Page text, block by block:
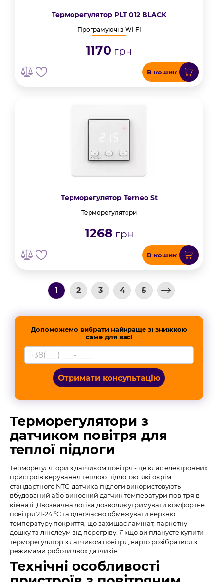
Терморегулятор PLT 012 BLACK
Програмуючі з WI FI
1170 грн
В кошик
Терморегулятор Terneo St
Терморегулятори
1268 грн
В кошик
1 2 3 4 5
Допоможемо вибрати найкраще зі знижкою
саме для вас!
Отримати консультацію
Терморегулятори з
датчиком повітря для
теплої підлоги
Терморегулятори з датчиком повітря - це клас електронних
пристроїв керування теплою підлогою, які окрім
стандартного NTC-датчика підлоги використовують
вбудований або виносний датчик температури повітря в
кімнаті. Двозначна логіка дозволяє утримувати комфортне
повітря 21-24 °C та одночасно обмежувати верхню
температуру покриття, що захищає ламінат, паркетну
дошку та лінолеум від перегріву. Якщо ви плануєте купити
терморегулятор з датчиком повітря, варто розібратися з
режимами роботи двох датчиків.
Технічні особливості